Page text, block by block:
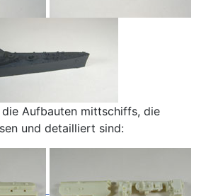
Aufbauten mittschiffs, die
und detailliert sind: